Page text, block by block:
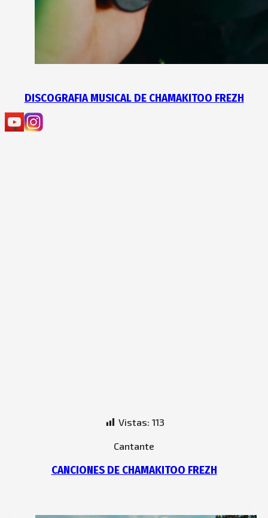
DISCOGRAFIA MUSICAL DE CHAMAKITOO FREZH
Vistas: 113
Cantante
CANCIONES DE CHAMAKITOO FREZH